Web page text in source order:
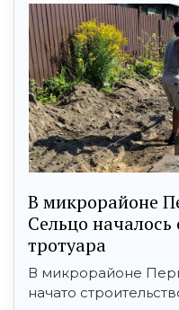
В микрорайоне
Сельцо началось
тротуара
В микрорайоне
начато